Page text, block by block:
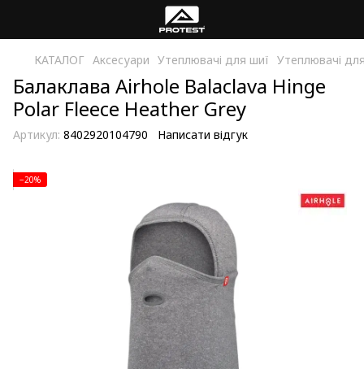
КАТАЛОГ Аксесуари Утеплювачі для шиї Утеплювачі
Балаклава Airhole Balaclava Hinge
Polar Fleece Heather Grey
Артикул: 8402920104790 Написати відгук
−20%